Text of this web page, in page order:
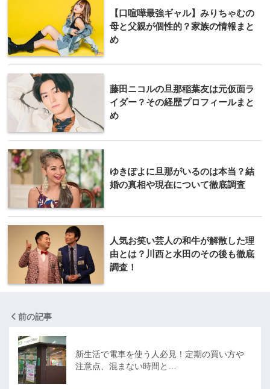
【口喧嘩最強ギャル】みりちゃむの
母と父親が個性的？家族の情報まと
め
藤田ニコルの旦那稲葉友は元仮面ラ
イダー？その経歴プロフィールまと
め
ゆきぽよに旦那がいるのは本当？結
婚の真相や現在について徹底調査
人気お笑い芸人の和牛が解散した理
由とは？川西と水田のその後も徹底
調査！
前の記事
新生活で電車を使う人必見！定期の買い方や
注意点、混まない時間と…